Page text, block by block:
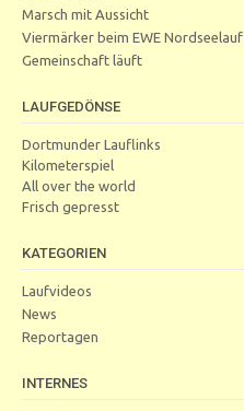
Marsch mit Aussicht
Viermärker beim EWE Nordseelauf
Gemeinschaft läuft
LAUFGEDÖNSE
Dortmunder Lauflinks
Kilometerspiel
All over the world
Frisch gepresst
KATEGORIEN
Laufvideos
News
Reportagen
INTERNES